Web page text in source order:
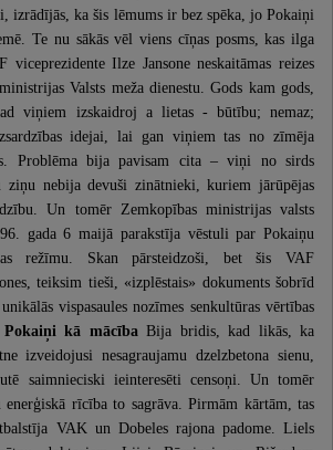
izrādījās, ka šis lēmums ir bez spēka, jo Pokaiņi
Te nu sākās vēl viens cīņas posms, kas ilga
viceprezidente Ilze Jansone neskaitāmas reizes
Valsts meža dienestu. Gods kam gods,
viņiem izskaidroj a lietas - būtību; nemaz;
idejai, lai gan viņiem tas no zīmēja
Problēma bija pavisam cita – viņi no sirds
ziņu nebija devuši zinātnieki, kuriem jārūpējas
Un tomēr Zemkopības ministrijas valsts
gada 6 maijā parakstīja vēstuli par Pokaiņu
režīmu. Skan pārsteidzoši, bet šis VAF
teiksim tieši, «izplēstais» dokuments šobrīd
vispasaules nozīmes senkultūras vērtības
Pokaiņi kā mācība Bija bridis, kad likās, ka
izveidojusi nesagraujamu dzelzbetona sienu,
saimnieciski ieinteresēti censoņi. Un tomēr
rīcība to sagrāva. Pirmām kārtām, tas
VAK un Dobeles rajona padome. Liels